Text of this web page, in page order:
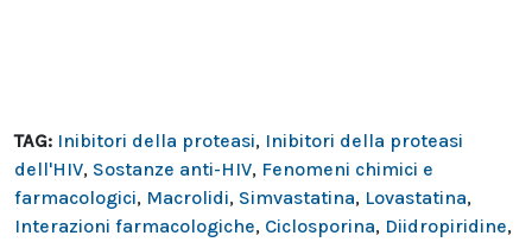
TAG: Inibitori della proteasi, Inibitori della proteasi
dell'HIV, Sostanze anti-HIV, Fenomeni chimici e
farmacologici, Macrolidi, Simvastatina, Lovastatina,
Interazioni farmacologiche, Ciclosporina, Diidropiridine,